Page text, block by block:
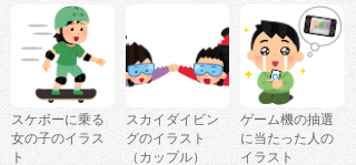
スケボーに乗る
女の子のイラス
ト
スカイダイビン
グのイラスト
（カップル）
ゲーム機の抽選
に当たった人の
イラスト